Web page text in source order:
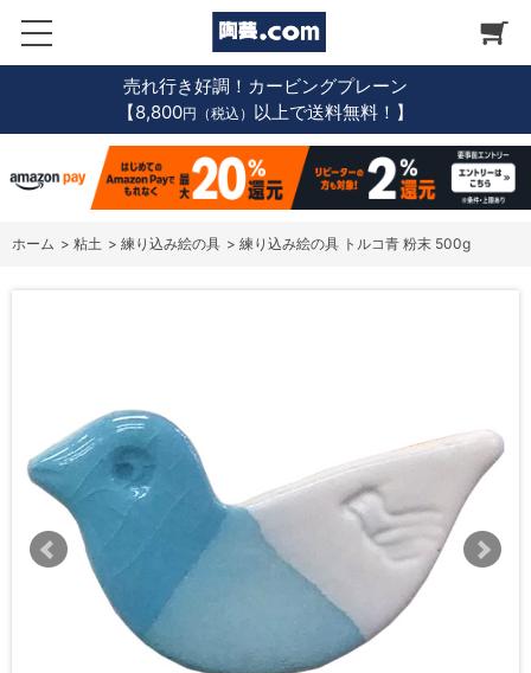
売れ行き好調！カービングプレーン
【8,800円（税込） 以上で送料無料！】
ホーム > 粘土 > 練り込み絵の具 > 練り込み絵の具 トルコ青 粉末 500g